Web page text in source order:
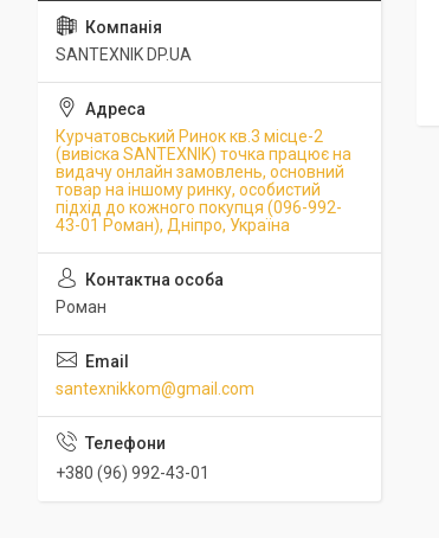
SANTEXNIK DP.UA
Курчатовський Ринок кв.3 місце-2
(вивіска SANTEXNIK) точка працює на
видачу онлайн замовлень, основний
товар на іншому ринку, особистий
підхід до кожного покупця (096-992-
43-01 Роман), Дніпро, Україна
Роман
santexnikkom@gmail.com
+380 (96) 992-43-01